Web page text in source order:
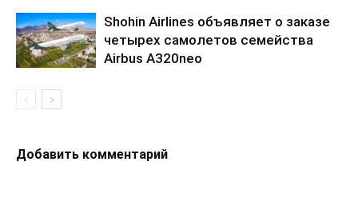
Shohin Airlines объявляет о заказе
четырех самолетов семейства
Airbus A320neo
Добавить комментарий